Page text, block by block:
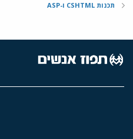
תכנות CSHTML ו-ASP